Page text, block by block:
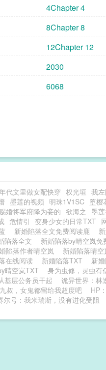
能报警吗？我要报警！报警！
4Chapter 4
8Chapter 8
12Chapter 12
2030
6068
代文里做女配快穿 权光垣 我
墨莲的视频 明珠1V1SC 堕樱
赐婚将军府降为妾的 欲海之 墨
危情引 变身少女的日常TXT
新婚陷落全文免费阅读鹿
陷落全文
新婚陷落by晴空岚免
陷落作者晴空岚 新婚陷落晴空
在线阅读 新婚陷落TXT
新
晴空岚TXT
身为虫修，灵虫有
基层公务员干起 诡异世界：林
叔，女鬼都留给我超度吧
HP
尔号：我米瑞斯，没有进化受阻